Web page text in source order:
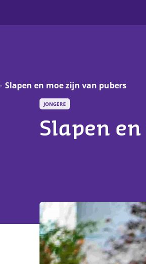
Slapen en moe zijn van pubers
JONGERE
Slapen